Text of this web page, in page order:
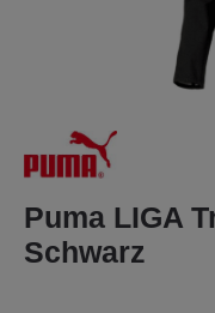
Puma LIGA
Schwarz